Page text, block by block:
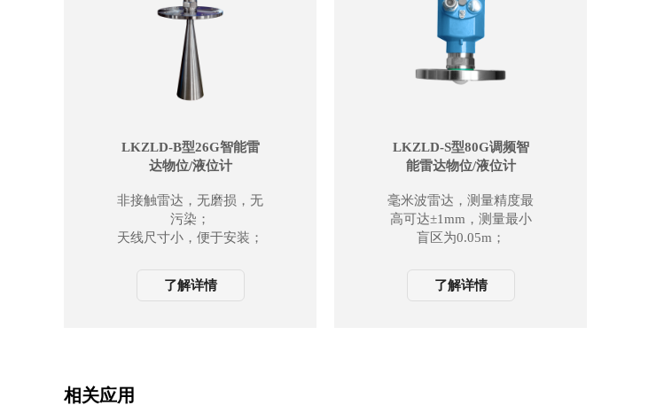
LKZLD-B型26G智能雷
达物位/液位计
非接触雷达，无磨损，无
污染；
天线尺寸小，便于安装；
体表面有更好的反射；
测量盲区更小，对于小罐
有利于避开干扰物；
几乎不受腐蚀、泡沫影
了解详情
LKZLD-S型80G调频智
能雷达物位/液位计
毫米波雷达，测量精度最
高可达±1mm，测量最小
盲区为0.05m；
更多的工况场合测量；
多种透镜天线，更小的发
了解详情
相关应用